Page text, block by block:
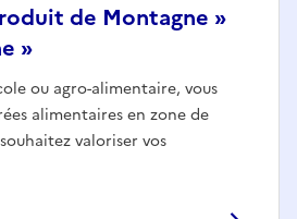
de Montagne »
»
ou agro-alimentaire, vous
alimentaires en zone de
valoriser vos